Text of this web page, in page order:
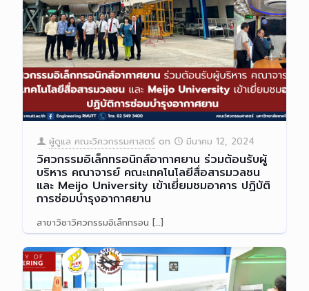
ผู้ดูแล คณะวิศวกรรมศาสตร์ on มีนาคม 12, 2024
วิศวกรรมอิเล็กทรอนิกส์อากาศยาน ร่วมต้อนรับผู้
บริหาร คณาจารย์ คณะเทคโนโลยีสื่อสารมวลชน
และ Meijo University เข้าเยี่ยมชมอาคาร ปฏิบัติ
การซ่อมบำรุงอากาศยาน
สาขาวิชาวิศวกรรมอิเล็กทรอน […]
Read more